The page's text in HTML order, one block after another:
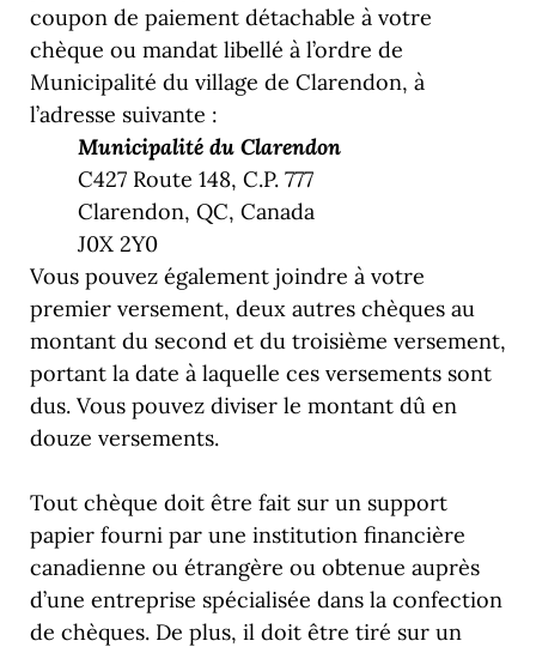
coupon de paiement détachable à votre
chèque ou mandat libellé à l’ordre de
Municipalité du village de Clarendon, à
l’adresse suivante :
Municipalité du Clarendon
C427 Route 148, C.P. 777
Clarendon, QC, Canada
J0X 2Y0
Vous pouvez également joindre à votre
premier versement, deux autres chèques au
montant du second et du troisième versement,
portant la date à laquelle ces versements sont
dus. Vous pouvez diviser le montant dû en
douze versements.
Tout chèque doit être fait sur un support
papier fourni par une institution financière
canadienne ou étrangère ou obtenue auprès
d’une entreprise spécialisée dans la confection
de chèques. De plus, il doit être tiré sur un